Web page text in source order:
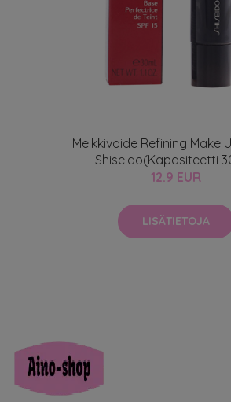
Meikkivoide Refining Make
Shiseido(Kapasiteetti
12.9 EUR
LISÄTIETOJA